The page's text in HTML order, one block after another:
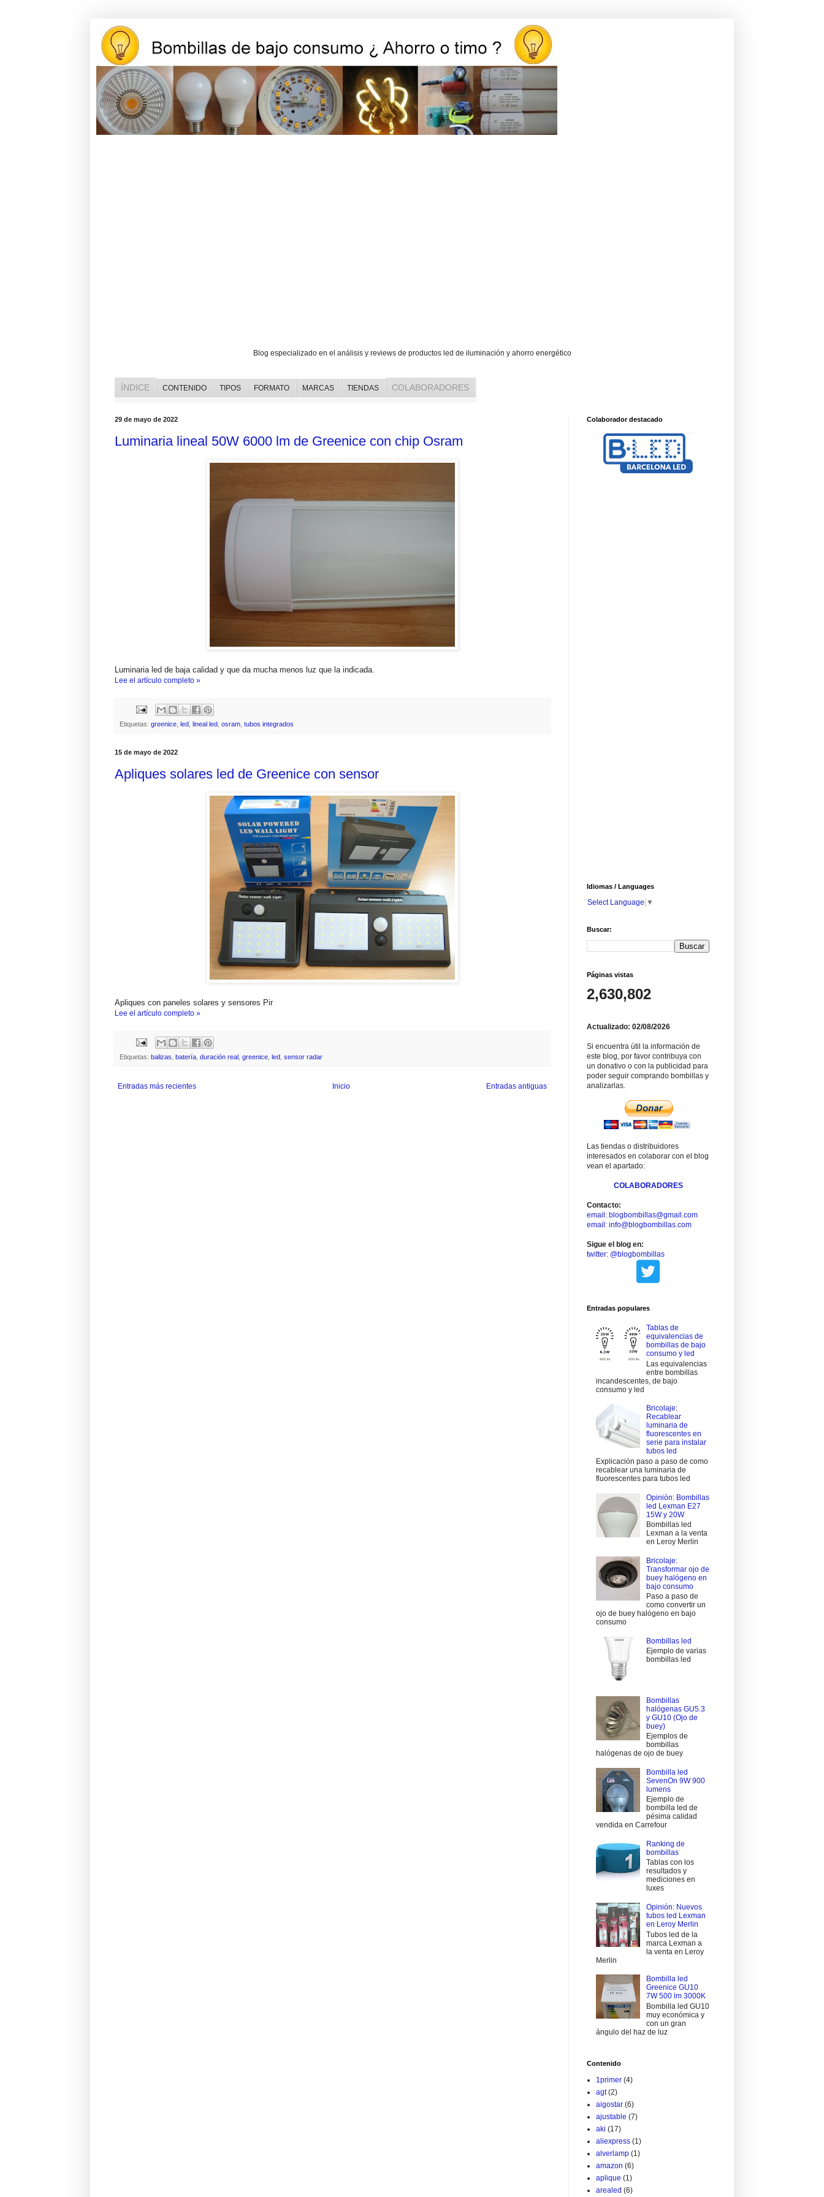
Blog especializado en el análisis y reviews de productos led de iluminación y ahorro energético
ÍNDICE CONTENIDO TIPOS FORMATO MARCAS TIENDAS COLABORADORES
29 de mayo de 2022
Luminaria lineal 50W 6000 lm de Greenice con chip Osram
Luminaria led de baja calidad y que da mucha menos luz que la indicada.
Lee el artículo completo »
Etiquetas: greenice led lineal led osram tubos integrados
15 de mayo de 2022
Apliques solares led de Greenice con sensor
Apliques con paneles solares y sensores Pir
Lee el artículo completo »
Etiquetas: balizas batería duración real greenice led sensor radar
Entradas más recientes Entradas antiguas
Inicio
Colaborador destacado
Idiomas / Languages
Select Language ▼
Buscar:
Páginas vistas
2,630,802
Actualizado: 02/08/2026
Si encuentra útil la información de
este blog, por favor contribuya con
un donativo o con la publicidad para
poder seguir comprando bombillas y
analizarlas.
Las tiendas o distribuidores
interesados en colaborar con el blog
vean el apartado:
COLABORADORES
Contacto:
email: blogbombillas@gmail.com
email: info@blogbombillas.com
Sigue el blog en:
twitter: @blogbombillas
Entradas populares
Tablas de
equivalencias de
bombillas de bajo
consumo y led
Las equivalencias
entre bombillas
incandescentes, de bajo
consumo y led
Bricolaje:
Recablear
luminaria de
fluorescentes en
serie para instalar
tubos led
Explicación paso a paso de como
recablear una luminaria de
fluorescentes para tubos led
Opinión: Bombillas
led Lexman E27
15W y 20W
Bombillas led
Lexman a la venta
en Leroy Merlin
Bricolaje:
Transformar ojo de
buey halógeno en
bajo consumo
Paso a paso de
como convertir un
ojo de buey halógeno en bajo
consumo
Bombillas led
Ejemplo de varias
bombillas led
Bombillas
halógenas GU5.3
y GU10 (Ojo de
buey)
Ejemplos de
bombillas
halógenas de ojo de buey
Bombilla led
SevenOn 9W 900
lumens
Ejemplo de
bombilla led de
pésima calidad
vendida en Carrefour
Ranking de
bombillas
Tablas con los
resultados y
mediciones en
luxes
Opinión: Nuevos
tubos led Lexman
en Leroy Merlin
Tubos led de la
marca Lexman a
la venta en Leroy
Merlin
Bombilla led
Greenice GU10
7W 500 lm 3000K
Bombilla led GU10
muy económica y
con un gran
ángulo del haz de luz
Contenido
1primer (4)
agt (2)
aigostar (6)
ajustable (7)
aki (17)
aliexpress (1)
alverlamp (1)
amazon (6)
aplique (1)
arealed (6)